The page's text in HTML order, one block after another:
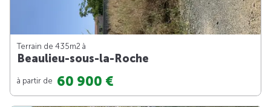
Terrain de 435m2 à
Beaulieu-sous-la-Roche
à partir de 60 900 €